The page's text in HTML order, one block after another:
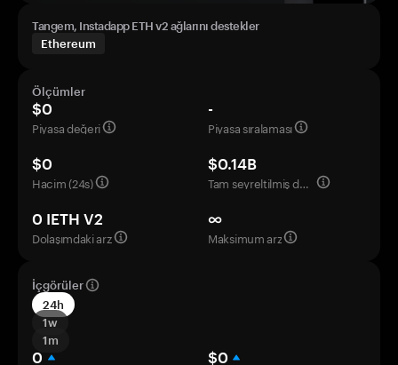
Tangem, Instadapp ETH v2 ağlarını destekler
Ethereum
Ölçümler
$0
Piyasa değeri
-
Piyasa sıralaması
$0
Hacim (24s)
$0.14B
Tam seyreltilmiş değerleme
0 IETH V2
Dolaşımdaki arz
∞
Maksimum arz
İçgörüler
24h
1w
1m
0
$0